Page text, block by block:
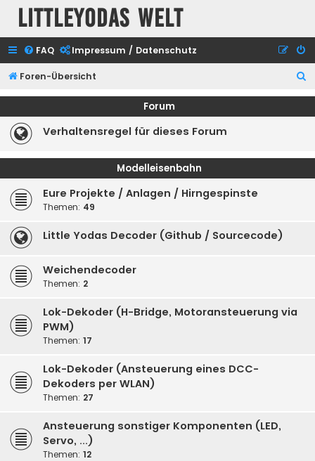
Littleyodas Welt
FAQ Impressum / Datenschutz
Foren-Übersicht
u
Forum
Verhaltensregel für dieses Forum
Modelleisenbahn
Eure Projekte / Anlagen / Hirngespinste
Themen: 49
Little Yodas Decoder (Github / Sourcecode)
Weichendecoder
Themen: 2
Lok-Dekoder (H-Bridge, Motoransteuerung via
PWM)
Themen: 17
Lok-Dekoder (Ansteuerung eines DCC-
Dekoders per WLAN)
Themen: 27
Ansteuerung sonstiger Komponenten (LED,
Servo, ...)
Themen: 12